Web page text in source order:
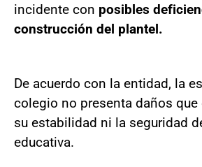
incidente con posibles
construcción del plantel.
De acuerdo con la entidad, la
colegio no presenta daños
su estabilidad ni la seguridad
educativa.